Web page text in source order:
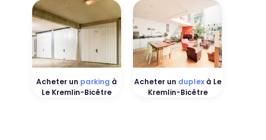
Acheter un parking à
Le Kremlin-Bicêtre
Acheter un duplexà Le
Kremlin-Bicêtre